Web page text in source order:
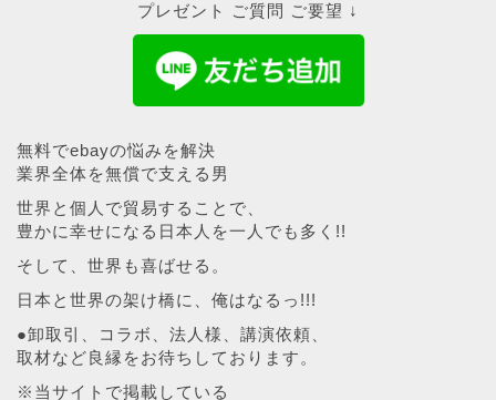
プレゼント ご質問 ご要望 ↓
無料でebayの悩みを解決
業界全体を無償で支える男
世界と個人で貿易することで、
豊かに幸せになる日本人を一人でも多く!!
そして、世界も喜ばせる。
日本と世界の架け橋に、俺はなるっ!!!
●卸取引、コラボ、法人様、講演依頼、
取材など良縁をお待ちしております。
※当サイトで掲載している